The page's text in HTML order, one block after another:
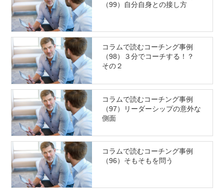
（99）自分自身との接し方
コラムで読むコーチング事例
（98）３分でコーチする！？
その２
コラムで読むコーチング事例
（97）リーダーシップの意外な
側面
コラムで読むコーチング事例
（96）そもそもを問う